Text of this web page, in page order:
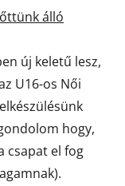
álló
új keletű lesz,
U16-os Női
hogy,
csapat el fog